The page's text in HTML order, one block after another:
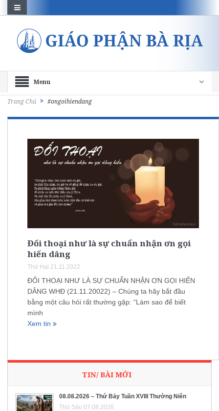
Menu
Trang Chủ #ongoihiendang
Đối thoại như là sự chuẩn nhận ơn gọi
hiến dâng
Thứ Hai 21.11.2022
ĐỐI THOẠI NHƯ LÀ SỰ CHUẨN NHẬN ƠN GỌI HIẾN
DÂNG WHĐ (21.11.20022) – Chúng ta hãy bắt đầu
bằng một câu hỏi rất thường gặp: “Làm sao để biết
mình
Xem tin
TIN/ BÀI MỚI
08.08.2026 – Thứ Bảy Tuần XVIII Thường Niên
Thứ Sáu 07.08.2026